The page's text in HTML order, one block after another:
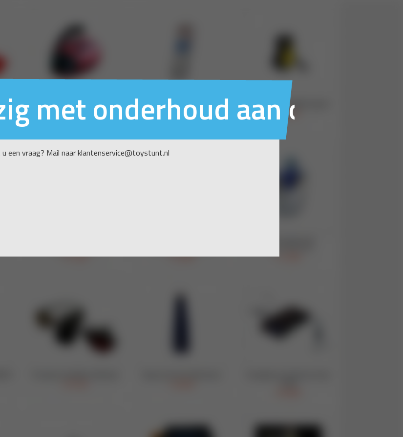
met onderhoud aan ons
een vraag? Mail naar klantenservice@toystunt.nl